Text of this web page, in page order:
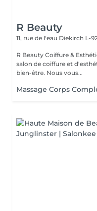
R Beauty
11, rue de l'eau Diekirch L-
R Beauty Coiffure & Esthétique Bienvenue chez R Beauty, votre
salon de coiffure et
bien-être. Nous vous...
Massage Corps